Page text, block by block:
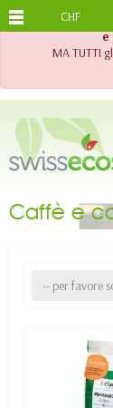
!! Importante !!
e
MA TUTTI
CHF
Caffè e
-- per favore